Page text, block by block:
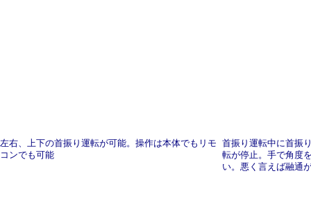
左右、上下の首振り運転が可能。操作は本体でもリモ
コンでも可能
首振り運転中に首振
転が停止。手で角度
い。悪く言えば融通